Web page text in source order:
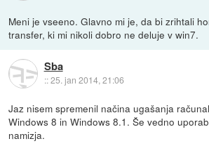
Meni je vseeno. Glavno mi je, da bi zrihtali
transfer, ki mi nikoli dobro ne deluje v win7.
Sba
::25. jan 2014, 21:06
Jaz nisem spremenil načina ugašanja
Windows 8 in Windows 8.1. Še vedno
namizja.